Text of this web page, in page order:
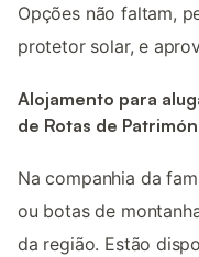
Opções não faltam,
protetor solar, e
Alojamento para
de Rotas de
Na companhia da
ou botas de
da região. Estão